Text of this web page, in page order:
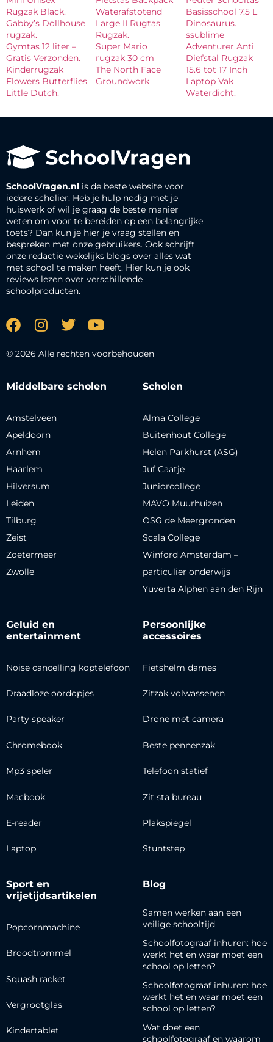
Rugzak Black.
Gabby’s Dollhouse
rugzak.
Gymtas 12 liter –
Gratis Verzonden.
Kinderrugzak
Flowers Butterflies
Little Dutch.
Waterafstotend
Large II Rugtas
Rugzak.
Super Mario
rugzak 30 cm
The North Face
Groundwork
Basisschool 7.5 L
Dinosaurus.
ssublime
Adventurer Anti
Diefstal Rugzak
15.6 tot 17 Inch
Laptop Vak
Waterdicht.
SchoolVragen.nl is de beste website voor
iedere scholier. Heb je hulp nodig met je
huiswerk of wil je graag de beste manier
weten om voor te bereiden op een belangrijke
toets? Dan kun je hier je vraag stellen en
bespreken met onze gebruikers. Ook schrijft
onze redactie wekelijks blogs over alles wat
met school te maken heeft. Hier kun je ook
reviews lezen over verschillende
schoolproducten.
© 2026 Alle rechten voorbehouden
Middelbare scholen
Amstelveen
Apeldoorn
Arnhem
Haarlem
Hilversum
Leiden
Tilburg
Zeist
Zoetermeer
Zwolle
Scholen
Alma College
Buitenhout College
Helen Parkhurst (ASG)
Juf Caatje
Juniorcollege
MAVO Muurhuizen
OSG de Meergronden
Scala College
Winford Amsterdam –
particulier onderwijs
Yuverta Alphen aan den Rijn
Geluid en
entertainment
Noise cancelling koptelefoon
Draadloze oordopjes
Party speaker
Chromebook
Mp3 speler
Macbook
E-reader
Laptop
Persoonlijke
accessoires
Fietshelm dames
Zitzak volwassenen
Drone met camera
Beste pennenzak
Telefoon statief
Zit sta bureau
Plakspiegel
Stuntstep
Sport en
vrijetijdsartikelen
Popcornmachine
Broodtrommel
Squash racket
Vergrootglas
Kindertablet
Blog
Samen werken aan een
veilige schooltijd
Schoolfotograaf inhuren: hoe
werkt het en waar moet een
school op letten?
Schoolfotograaf inhuren: hoe
werkt het en waar moet een
school op letten?
Wat doet een
schoolfotograaf en waarom